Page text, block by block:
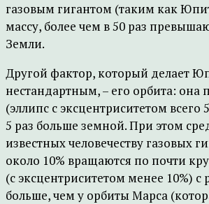
газовым гигантом (таким как
массу, более чем в 50 раз
Земли.
Другой фактор, который делает
нестандартным, – его орбита: она
(эллипс с эксцентриситетом всего
5 раз больше земной. При этом
известных человечеству газовых
около 10% вращаются по почти
(с эксцентриситетом менее 10%) с
больше, чем у орбиты Марса